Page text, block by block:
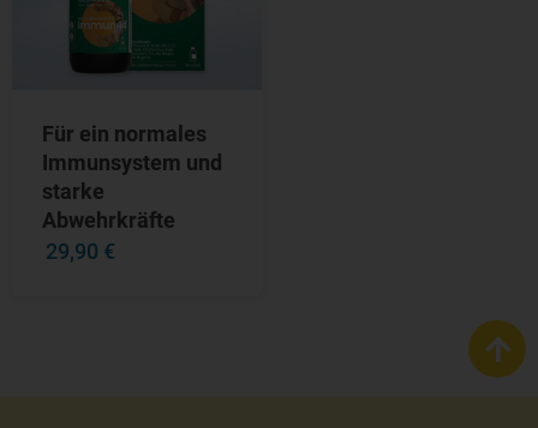
Für ein normales
Immunsystem und
starke
Abwehrkräfte
29,90 €